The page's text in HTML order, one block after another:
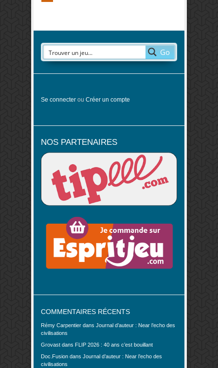
Go
Se connecter ou Créer un compte
NOS PARTENAIRES
COMMENTAIRES RÉCENTS
Rémy Carpentier dans Journal d’auteur : Near l’echo des
civilisations
Grovast dans FLIP 2026 : 40 ans c’est bouillant
Doc.Fusion dans Journal d’auteur : Near l’echo des
civilisations